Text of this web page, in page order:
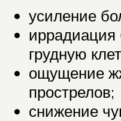
усиление
иррадиация
грудную
ощущение
прострелов;
снижение